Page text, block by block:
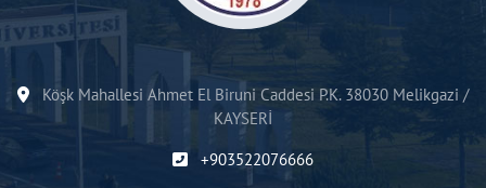
Köşk Mahallesi Ahmet El Biruni Caddesi P.K. 38030 Melikgazi /
KAYSERİ
+903522076666